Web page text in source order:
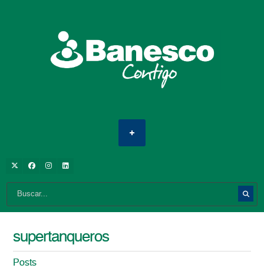
supertanqueros
Posts